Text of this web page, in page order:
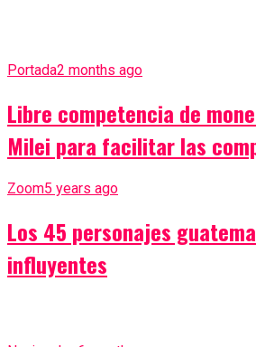
Portada2 months ago
Libre competencia de
Milei para facilitar las
Zoom5 years ago
Los 45 personajes
influyentes